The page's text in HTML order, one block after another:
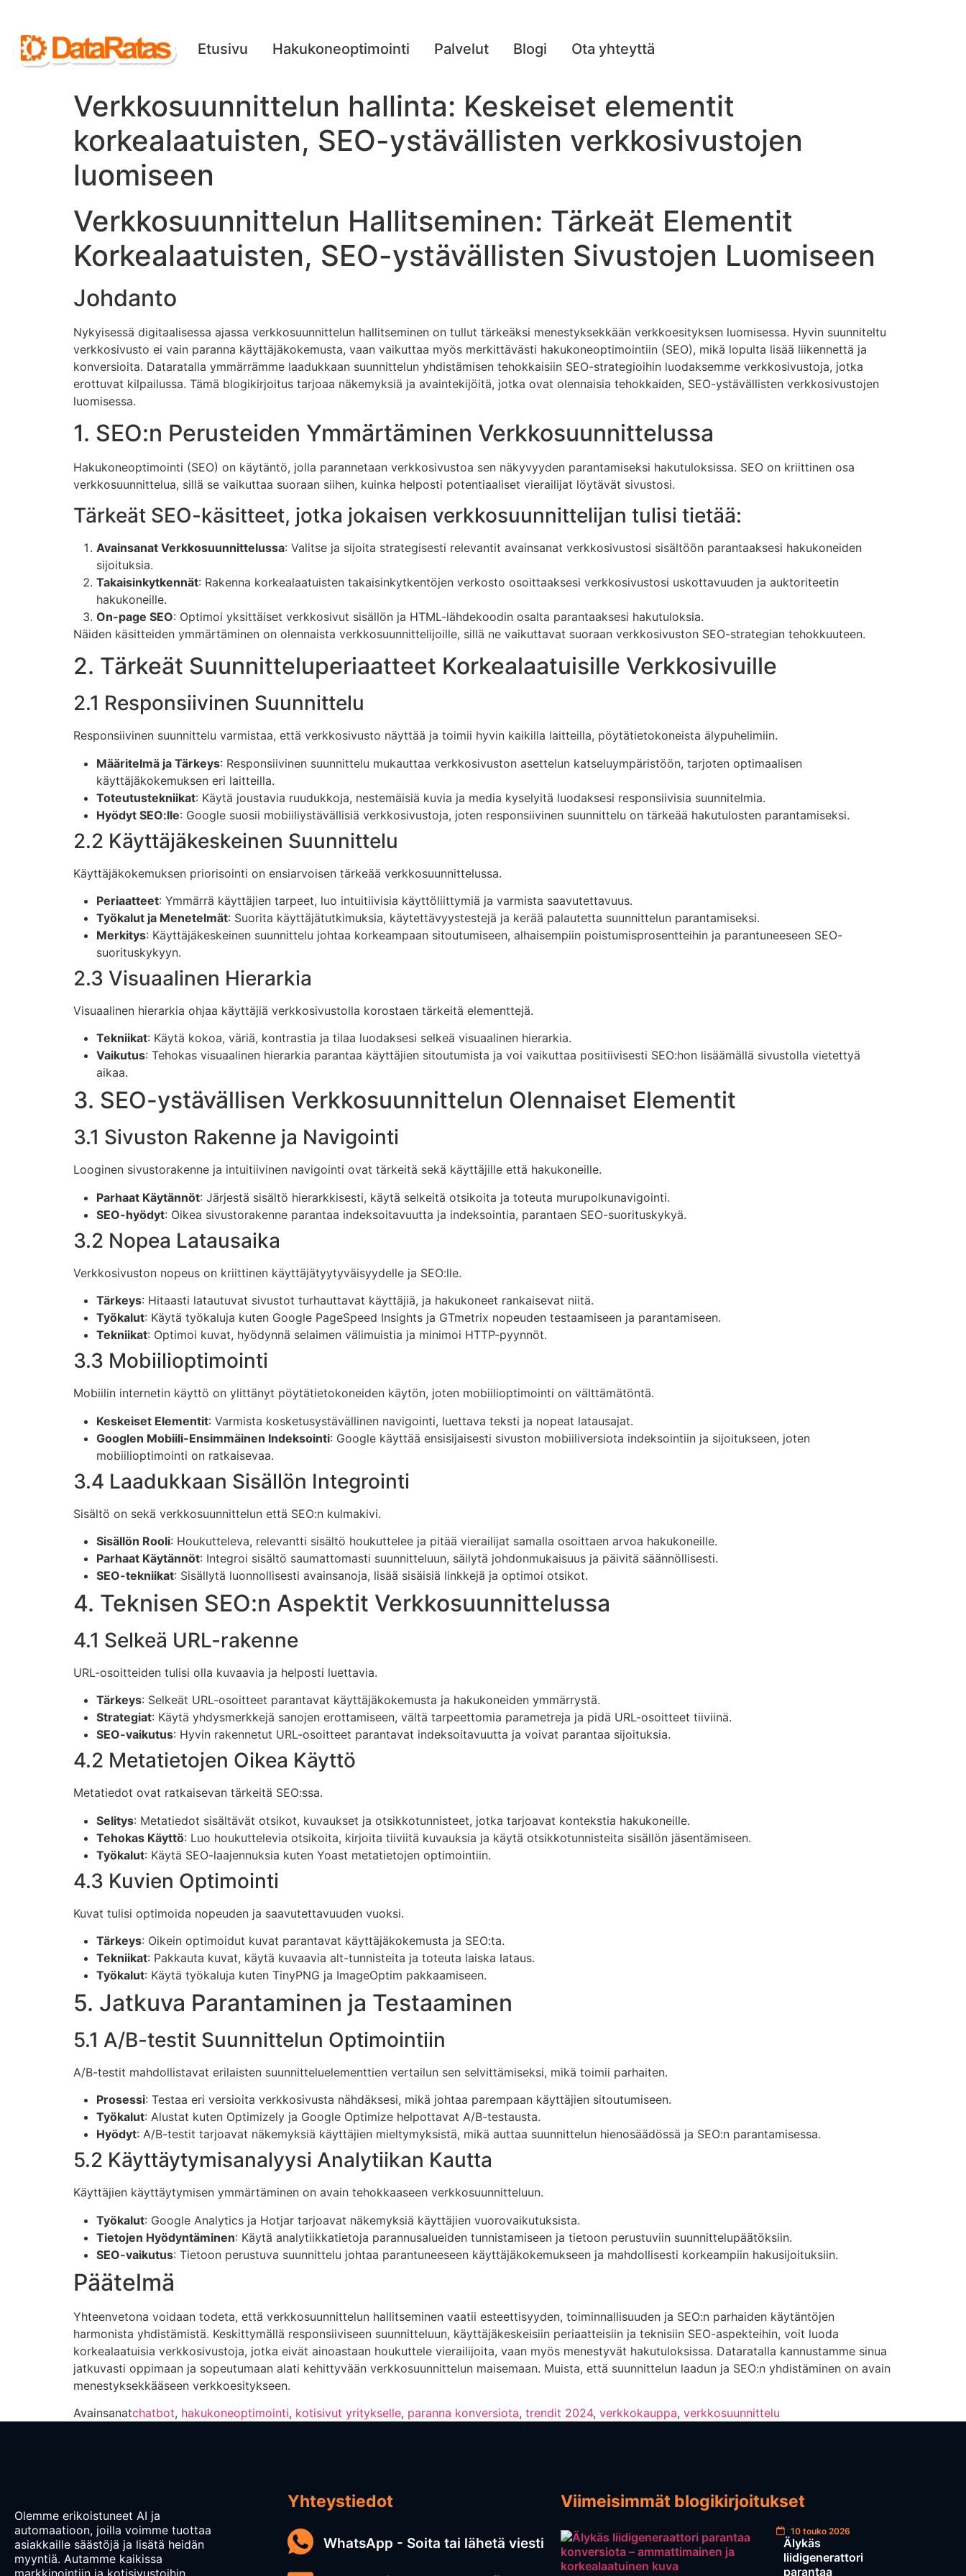
Etusivu Hakukoneoptimointi Palvelut Blogi Ota yhteyttä
Verkkosuunnittelun hallinta: Keskeiset elementit
korkealaatuisten, SEO-ystävällisten verkkosivustojen
luomiseen
Verkkosuunnittelun Hallitseminen: Tärkeät Elementit
Korkealaatuisten, SEO-ystävällisten Sivustojen Luomiseen
Johdanto
Nykyisessä digitaalisessa ajassa verkkosuunnittelun hallitseminen on tullut tärkeäksi menestyksekkään verkkoesityksen luomisessa. Hyvin suunniteltu
verkkosivusto ei vain paranna käyttäjäkokemusta, vaan vaikuttaa myös merkittävästi hakukoneoptimointiin (SEO), mikä lopulta lisää liikennettä ja
konversioita. Dataratalla ymmärrämme laadukkaan suunnittelun yhdistämisen tehokkaisiin SEO-strategioihin luodaksemme verkkosivustoja, jotka
erottuvat kilpailussa. Tämä blogikirjoitus tarjoaa näkemyksiä ja avaintekijöitä, jotka ovat olennaisia tehokkaiden, SEO-ystävällisten verkkosivustojen
luomisessa.
1. SEO:n Perusteiden Ymmärtäminen Verkkosuunnittelussa
Hakukoneoptimointi (SEO) on käytäntö, jolla parannetaan verkkosivustoa sen näkyvyyden parantamiseksi hakutuloksissa. SEO on kriittinen osa
verkkosuunnittelua, sillä se vaikuttaa suoraan siihen, kuinka helposti potentiaaliset vierailijat löytävät sivustosi.
Tärkeät SEO-käsitteet, jotka jokaisen verkkosuunnittelijan tulisi tietää:
Avainsanat Verkkosuunnittelussa: Valitse ja sijoita strategisesti relevantit avainsanat verkkosivustosi sisältöön parantaaksesi hakukoneiden
sijoituksia.
Takaisinkytkennät: Rakenna korkealaatuisten takaisinkytkentöjen verkosto osoittaaksesi verkkosivustosi uskottavuuden ja auktoriteetin
hakukoneille.
On-page SEO: Optimoi yksittäiset verkkosivut sisällön ja HTML-lähdekoodin osalta parantaaksesi hakutuloksia.
Näiden käsitteiden ymmärtäminen on olennaista verkkosuunnittelijoille, sillä ne vaikuttavat suoraan verkkosivuston SEO-strategian tehokkuuteen.
2. Tärkeät Suunnitteluperiaatteet Korkealaatuisille Verkkosivuille
2.1 Responsiivinen Suunnittelu
Responsiivinen suunnittelu varmistaa, että verkkosivusto näyttää ja toimii hyvin kaikilla laitteilla, pöytätietokoneista älypuhelimiin.
Määritelmä ja Tärkeys: Responsiivinen suunnittelu mukauttaa verkkosivuston asettelun katseluympäristöön, tarjoten optimaalisen
käyttäjäkokemuksen eri laitteilla.
Toteutustekniikat: Käytä joustavia ruudukkoja, nestemäisiä kuvia ja media kyselyitä luodaksesi responsiivisia suunnitelmia.
Hyödyt SEO:lle: Google suosii mobiiliystävällisiä verkkosivustoja, joten responsiivinen suunnittelu on tärkeää hakutulosten parantamiseksi.
2.2 Käyttäjäkeskeinen Suunnittelu
Käyttäjäkokemuksen priorisointi on ensiarvoisen tärkeää verkkosuunnittelussa.
Periaatteet: Ymmärrä käyttäjien tarpeet, luo intuitiivisia käyttöliittymiä ja varmista saavutettavuus.
Työkalut ja Menetelmät: Suorita käyttäjätutkimuksia, käytettävyystestejä ja kerää palautetta suunnittelun parantamiseksi.
Merkitys: Käyttäjäkeskeinen suunnittelu johtaa korkeampaan sitoutumiseen, alhaisempiin poistumisprosentteihin ja parantuneeseen SEO-
suorituskykyyn.
2.3 Visuaalinen Hierarkia
Visuaalinen hierarkia ohjaa käyttäjiä verkkosivustolla korostaen tärkeitä elementtejä.
Tekniikat: Käytä kokoa, väriä, kontrastia ja tilaa luodaksesi selkeä visuaalinen hierarkia.
Vaikutus: Tehokas visuaalinen hierarkia parantaa käyttäjien sitoutumista ja voi vaikuttaa positiivisesti SEO:hon lisäämällä sivustolla vietettyä
aikaa.
3. SEO-ystävällisen Verkkosuunnittelun Olennaiset Elementit
3.1 Sivuston Rakenne ja Navigointi
Looginen sivustorakenne ja intuitiivinen navigointi ovat tärkeitä sekä käyttäjille että hakukoneille.
Parhaat Käytännöt: Järjestä sisältö hierarkkisesti, käytä selkeitä otsikoita ja toteuta murupolkunavigointi.
SEO-hyödyt: Oikea sivustorakenne parantaa indeksoitavuutta ja indeksointia, parantaen SEO-suorituskykyä.
3.2 Nopea Latausaika
Verkkosivuston nopeus on kriittinen käyttäjätyytyväisyydelle ja SEO:lle.
Tärkeys: Hitaasti latautuvat sivustot turhauttavat käyttäjiä, ja hakukoneet rankaisevat niitä.
Työkalut: Käytä työkaluja kuten Google PageSpeed Insights ja GTmetrix nopeuden testaamiseen ja parantamiseen.
Tekniikat: Optimoi kuvat, hyödynnä selaimen välimuistia ja minimoi HTTP-pyynnöt.
3.3 Mobiilioptimointi
Mobiilin internetin käyttö on ylittänyt pöytätietokoneiden käytön, joten mobiilioptimointi on välttämätöntä.
Keskeiset Elementit: Varmista kosketusystävällinen navigointi, luettava teksti ja nopeat latausajat.
Googlen Mobiili-Ensimmäinen Indeksointi: Google käyttää ensisijaisesti sivuston mobiiliversiota indeksointiin ja sijoitukseen, joten
mobiilioptimointi on ratkaisevaa.
3.4 Laadukkaan Sisällön Integrointi
Sisältö on sekä verkkosuunnittelun että SEO:n kulmakivi.
Sisällön Rooli: Houkutteleva, relevantti sisältö houkuttelee ja pitää vierailijat samalla osoittaen arvoa hakukoneille.
Parhaat Käytännöt: Integroi sisältö saumattomasti suunnitteluun, säilytä johdonmukaisuus ja päivitä säännöllisesti.
SEO-tekniikat: Sisällytä luonnollisesti avainsanoja, lisää sisäisiä linkkejä ja optimoi otsikot.
4. Teknisen SEO:n Aspektit Verkkosuunnittelussa
4.1 Selkeä URL-rakenne
URL-osoitteiden tulisi olla kuvaavia ja helposti luettavia.
Tärkeys: Selkeät URL-osoitteet parantavat käyttäjäkokemusta ja hakukoneiden ymmärrystä.
Strategiat: Käytä yhdysmerkkejä sanojen erottamiseen, vältä tarpeettomia parametreja ja pidä URL-osoitteet tiiviinä.
SEO-vaikutus: Hyvin rakennetut URL-osoitteet parantavat indeksoitavuutta ja voivat parantaa sijoituksia.
4.2 Metatietojen Oikea Käyttö
Metatiedot ovat ratkaisevan tärkeitä SEO:ssa.
Selitys: Metatiedot sisältävät otsikot, kuvaukset ja otsikkotunnisteet, jotka tarjoavat kontekstia hakukoneille.
Tehokas Käyttö: Luo houkuttelevia otsikoita, kirjoita tiiviitä kuvauksia ja käytä otsikkotunnisteita sisällön jäsentämiseen.
Työkalut: Käytä SEO-laajennuksia kuten Yoast metatietojen optimointiin.
4.3 Kuvien Optimointi
Kuvat tulisi optimoida nopeuden ja saavutettavuuden vuoksi.
Tärkeys: Oikein optimoidut kuvat parantavat käyttäjäkokemusta ja SEO:ta.
Tekniikat: Pakkauta kuvat, käytä kuvaavia alt-tunnisteita ja toteuta laiska lataus.
Työkalut: Käytä työkaluja kuten TinyPNG ja ImageOptim pakkaamiseen.
5. Jatkuva Parantaminen ja Testaaminen
5.1 A/B-testit Suunnittelun Optimointiin
A/B-testit mahdollistavat erilaisten suunnitteluelementtien vertailun sen selvittämiseksi, mikä toimii parhaiten.
Prosessi: Testaa eri versioita verkkosivusta nähdäksesi, mikä johtaa parempaan käyttäjien sitoutumiseen.
Työkalut: Alustat kuten Optimizely ja Google Optimize helpottavat A/B-testausta.
Hyödyt: A/B-testit tarjoavat näkemyksiä käyttäjien mieltymyksistä, mikä auttaa suunnittelun hienosäädössä ja SEO:n parantamisessa.
5.2 Käyttäytymisanalyysi Analytiikan Kautta
Käyttäjien käyttäytymisen ymmärtäminen on avain tehokkaaseen verkkosuunnitteluun.
Työkalut: Google Analytics ja Hotjar tarjoavat näkemyksiä käyttäjien vuorovaikutuksista.
Tietojen Hyödyntäminen: Käytä analytiikkatietoja parannusalueiden tunnistamiseen ja tietoon perustuviin suunnittelupäätöksiin.
SEO-vaikutus: Tietoon perustuva suunnittelu johtaa parantuneeseen käyttäjäkokemukseen ja mahdollisesti korkeampiin hakusijoituksiin.
Päätelmä
Yhteenvetona voidaan todeta, että verkkosuunnittelun hallitseminen vaatii esteettisyyden, toiminnallisuuden ja SEO:n parhaiden käytäntöjen
harmonista yhdistämistä. Keskittymällä responsiiviseen suunnitteluun, käyttäjäkeskeisiin periaatteisiin ja teknisiin SEO-aspekteihin, voit luoda
korkealaatuisia verkkosivustoja, jotka eivät ainoastaan houkuttele vierailijoita, vaan myös menestyvät hakutuloksissa. Dataratalla kannustamme sinua
jatkuvasti oppimaan ja sopeutumaan alati kehittyvään verkkosuunnittelun maisemaan. Muista, että suunnittelun laadun ja SEO:n yhdistäminen on avain
menestyksekkääseen verkkoesitykseen.
Avainsanatchatbot, hakukoneoptimointi, kotisivut yritykselle, paranna konversiota, trendit 2024, verkkokauppa, verkkosuunnittelu
Olemme erikoistuneet AI ja
automaatioon, joilla voimme tuottaa
asiakkaille säästöjä ja lisätä heidän
myyntiä. Autamme kaikissa
Yhteystiedot
WhatsApp - Soita tai lähetä viesti
Viimeisimmät blogikirjoitukset
10 touko 2026
Älykäs
liidigenerattori
parantaa